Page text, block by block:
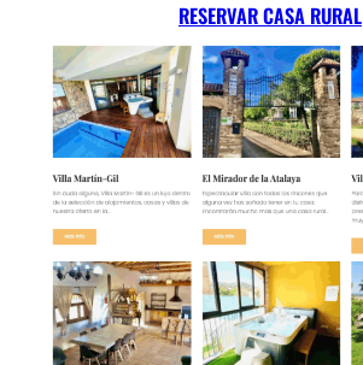
RESERVAR CASA RURAL